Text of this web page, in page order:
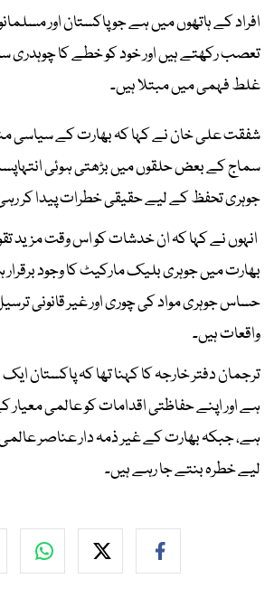
افراد کے ہاتھوں میں ہے جو پاکستان اور
تعصب رکھتے ہیں اور خود کو خطے کا
غلط فہمی میں مبتلا ہیں۔
شفقت علی خان نے کہا کہ بھارت کے سیاسی
سماج کے بعض حلقوں میں بڑھتی ہوئی
جوہری تحفظ کے لیے حقیقی خطرات پیدا کر
انہوں نے کہا کہ ان خدشات کو اس وقت
بھارت میں جوہری بلیک مارکیٹ کا وجود
حساس جوہری مواد کی چوری اور غیر قانونی
واقعات ہیں۔
ترجمان دفتر خارجہ کا کہنا تھا کہ پاکستان
ہے اور اپنے حفاظتی اقدامات کو عالمی معیار
ہے، جبکہ بھارت کے غیر ذمہ دار عناصر
لیے خطرہ بنتے جا رہے ہیں۔